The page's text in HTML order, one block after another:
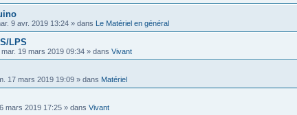
9 avr. 2019 13:24 » dans Le Matériel en général
LPS
mar. 19 mars 2019 09:34 » dans Vivant
17 mars 2019 19:09 » dans Matériel
mars 2019 17:25 » dans Vivant